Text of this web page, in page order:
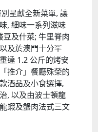
呈獻全新菜單, 讓
, 細味一系列滋味
及什菜; 牛里脊肉
及於澳門十分罕
達 1.2 公斤的烤安
推介」餐廳殊榮的
酒品及小食選擇,
, 以及由波士頓龍
蝦及蟹肉法式三文